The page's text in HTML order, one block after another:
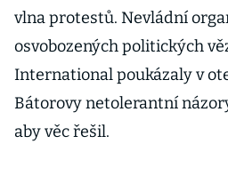
vlna protestů. Nevládní
osvobozených politických
International poukázaly v
Bátorovy netolerantní
aby věc řešil.